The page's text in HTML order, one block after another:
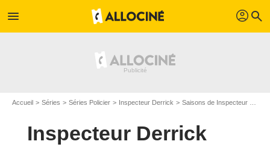
menu profil search
Accueil Séries Séries Policier Inspecteur Derrick Saisons de Inspecteur Derrick
Inspecteur Derrick